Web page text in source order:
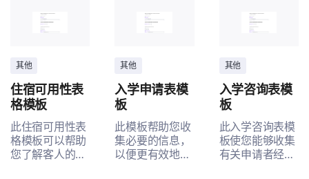
仍在挣扎
请在此发表评论:
其他
住宿可用性表
格模板
此住宿可用性表
格模板可以帮助
您了解客人的偏
其他
入学申请表模
板
此模板帮助您收
集必要的信息，
以便更有效地进
其他
入学咨询表模
板
此入学咨询表模
板使您能够收集
有关申请者经历